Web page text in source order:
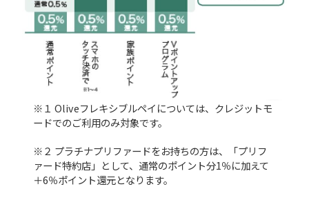
※１ Oliveフレキシブルペイについては、クレジットモ
ードでのご利用のみ対象です。
※２ プラチナプリファードをお持ちの方は、「プリフ
ァード特約店」として、通常のポイント分1％に加えて
＋6％ポイント還元となります。